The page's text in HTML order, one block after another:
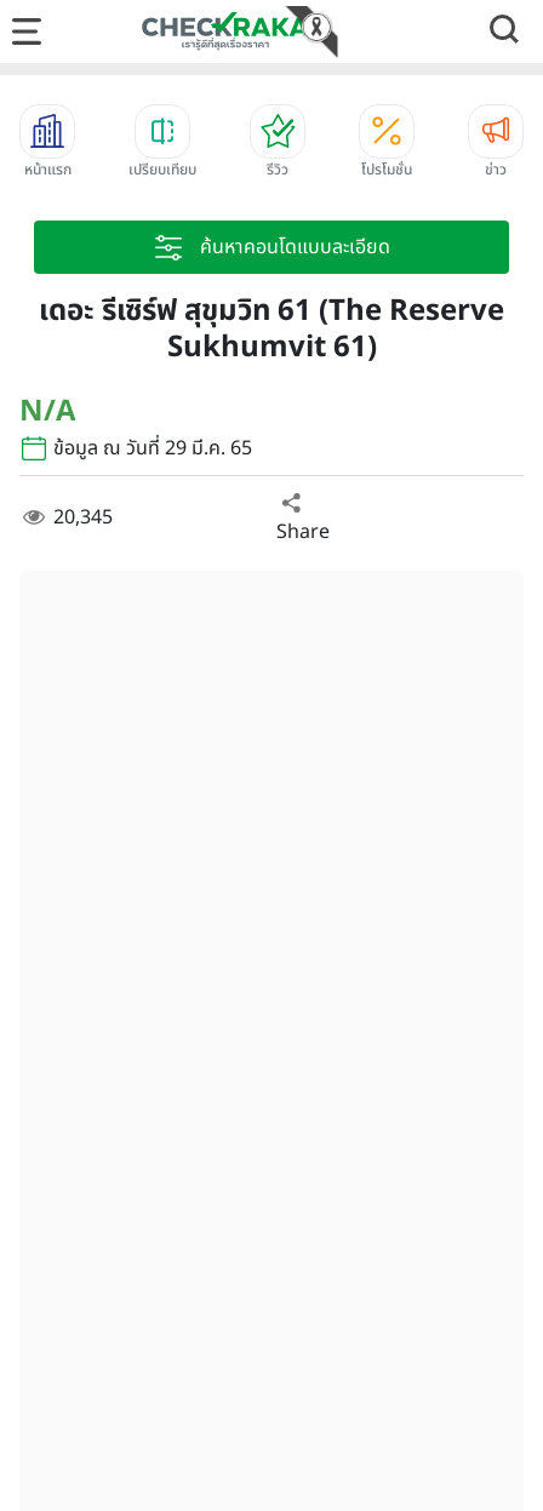
หน้าแรก เปรียบเทียบ รีวิว โปรโมชั่น ข่าว
ค้นหาคอนโดแบบละเอียด
เดอะ รีเซิร์ฟ สุขุมวิท 61 (The Reserve
Sukhumvit 61)
N/A
ข้อมูล ณ วันที่ 29 มี.ค. 65
20,345 Share